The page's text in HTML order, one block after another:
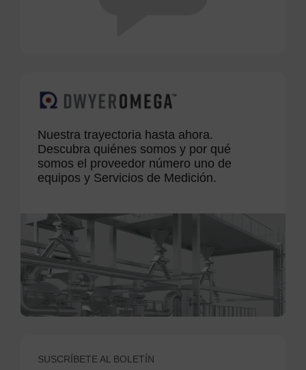
Nuestra trayectoria hasta ahora.
Descubra quiénes somos y por qué
somos el proveedor número uno de
equipos y Servicios de Medición.
SUSCRÍBETE AL BOLETÍN